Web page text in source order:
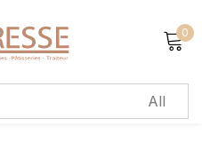
0
in